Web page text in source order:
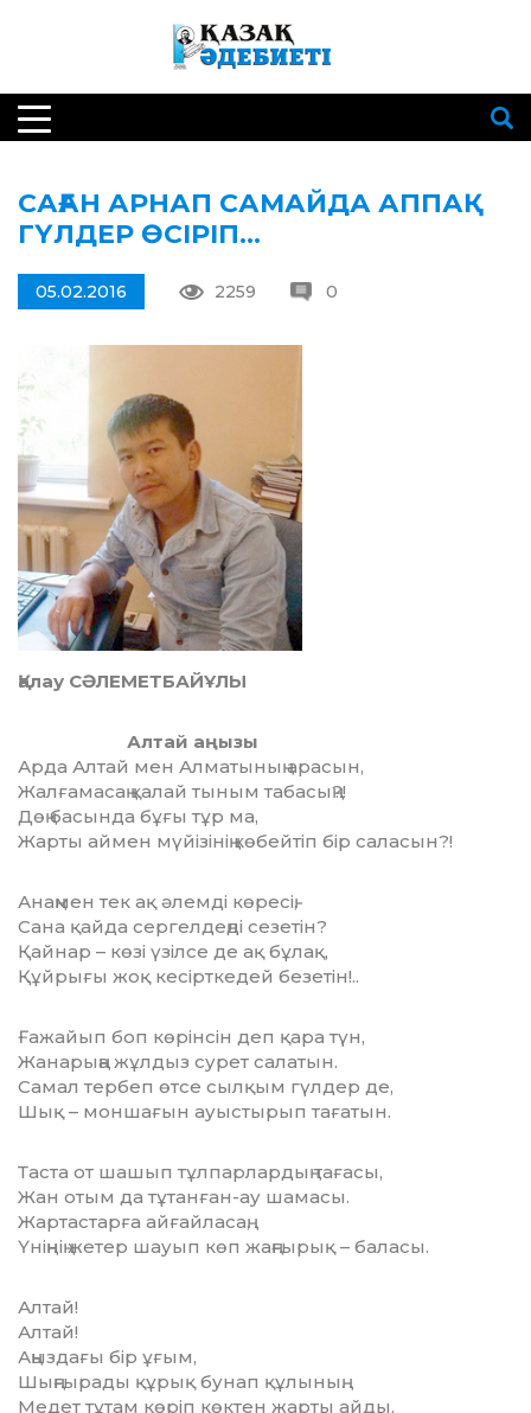
САҒАН АРНАП САМАЙДА АППАҚ
ГҮЛДЕР ӨСІРІП…
05.02.2016 2259 0
Қалау СӘЛЕМЕТБАЙҰЛЫ
Алтай аңызы
Арда Алтай мен Алматының арасын,
Жалғамасаң қалай тыным табасың?!
Дөң басында бұғы тұр ма,
Жарты аймен мүйізінің көбейтіп бір саласын?!
Анаңмен тек ақ әлемді көресің,
Сана қайда сергелдеңді сезетін?
Қайнар – көзі үзілсе де ақ бұлақ,
Құйрығы жоқ кесірткедей безетін!..
Ғажайып боп көрінсін деп қара түн,
Жанарыңа жұлдыз сурет салатын.
Самал тербеп өтсе сылқым гүлдер де,
Шық – моншағын ауыстырып тағатын.
Таста от шашып тұлпарлардың тағасы,
Жан отым да тұтанған-ау шамасы.
Жартастарға айғайласаң,
Үніңнің жетер шауып көп жаңғырық – баласы.
Алтай!
Алтай!
Аңыздағы бір ұғым,
Шыңғырады құрық бунап құлының.
Медет тұтам көріп көктен жарты айды,